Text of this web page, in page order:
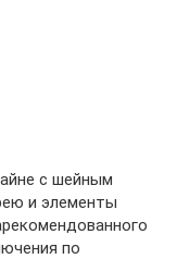
с шейным
и элементы
по